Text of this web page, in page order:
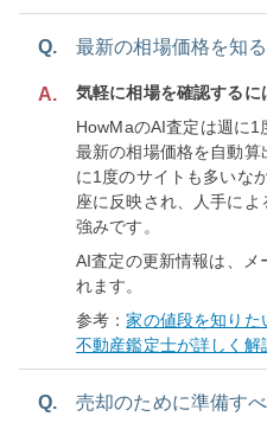
Q. 最新の相場価格を知
A.
気軽に相場を確認するに
HowMaのAI査定は週に1
最新の相場価格を自動算
に1度のサイトも多いな
座に反映され、人手に
強みです。
AI査定の更新情報は、メ
れます。
参考：家の値段を知りた
不動産鑑定士が詳しく解
Q. 売却のために準備す